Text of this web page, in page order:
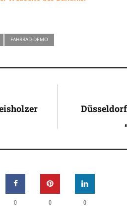
FAHRRAD-DEMO
0 0 0